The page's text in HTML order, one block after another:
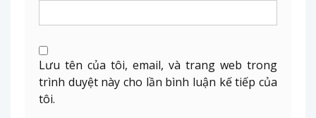
Lưu tên của tôi, email, và trang web trong
trình duyệt này cho lần bình luận kế tiếp của
tôi.